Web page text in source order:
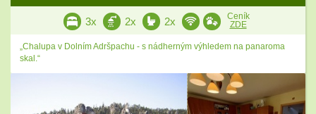
3x 2x 2x
Ceník
ZDE
„Chalupa v Dolním Adršpachu - s nádherným výhledem na panaroma
skal.“